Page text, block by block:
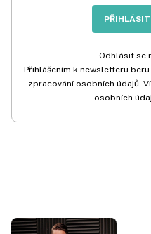
Odhlásit se
Přihlášením k newsletteru
zpracování osobních údajů.
osobních